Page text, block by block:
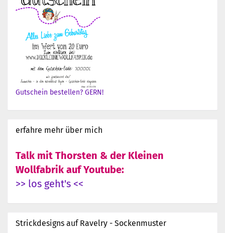
Gutschein bestellen? GERN!
erfahre mehr über mich
Talk mit Thorsten & der Kleinen
Wollfabrik auf Youtube:
>> los geht's <<
Strickdesigns auf Ravelry - Sockenmuster